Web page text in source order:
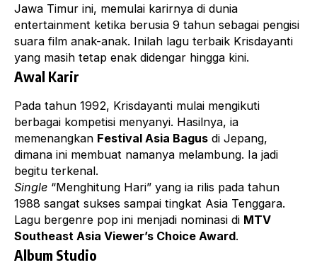
Jawa Timur ini, memulai karirnya di dunia
entertainment ketika berusia 9 tahun sebagai pengisi
suara film anak-anak. Inilah lagu terbaik Krisdayanti
yang masih tetap enak didengar hingga kini.
Awal Karir
Pada tahun 1992, Krisdayanti mulai mengikuti
berbagai kompetisi menyanyi. Hasilnya, ia
memenangkan Festival Asia Bagus di Jepang,
dimana ini membuat namanya melambung. Ia jadi
begitu terkenal.
Single “Menghitung Hari” yang ia rilis pada tahun
1988 sangat sukses sampai tingkat Asia Tenggara.
Lagu bergenre pop ini menjadi nominasi di MTV
Southeast Asia Viewer’s Choice Award.
Album Studio